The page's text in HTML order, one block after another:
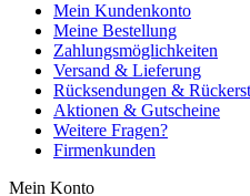
Mein Kundenkonto
Meine Bestellung
Zahlungsmöglichkeiten
Versand & Lieferung
Rücksendungen &
Aktionen & Gutscheine
Weitere Fragen?
Firmenkunden
Mein Konto